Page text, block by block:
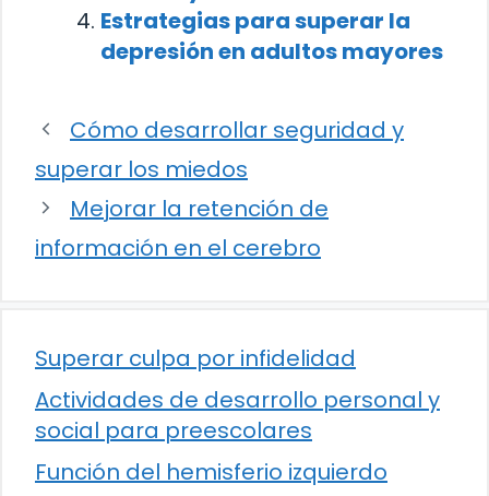
Estrategias para superar la
depresión en adultos mayores
Cómo desarrollar seguridad y
superar los miedos
Mejorar la retención de
información en el cerebro
Superar culpa por infidelidad
Actividades de desarrollo personal y
social para preescolares
Función del hemisferio izquierdo